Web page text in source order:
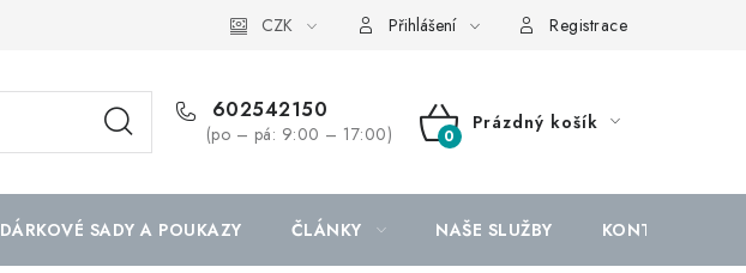
CZK Přihlášení Registrace
602542150
(po – pá: 9:00 – 17:00)
NÁKUPNÍ
Prázdný košík
DÁRKOVÉ SADY A POUKAZY ČLÁNKY NAŠE SLUŽBY KONTAKTY